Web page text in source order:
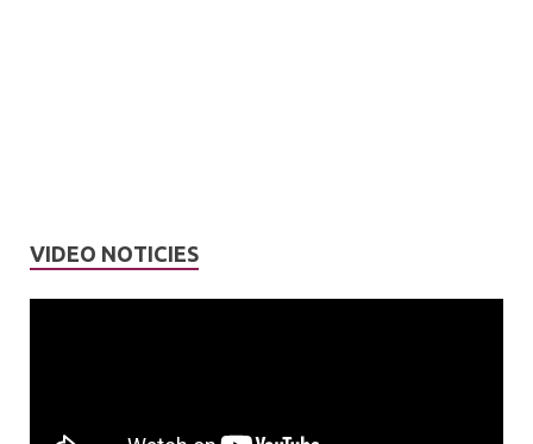
VIDEO NOTICIES